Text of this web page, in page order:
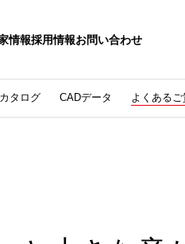
情報採用情報お問い合わせ
タログ CADデータ よくあるご